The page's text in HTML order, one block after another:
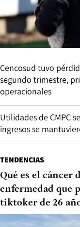
Cencosud tuvo
segundo trimestre,
operacionales
Utilidades de CMPC
ingresos se
TENDENCIAS
Qué es el cáncer
enfermedad que
tiktoker de 26